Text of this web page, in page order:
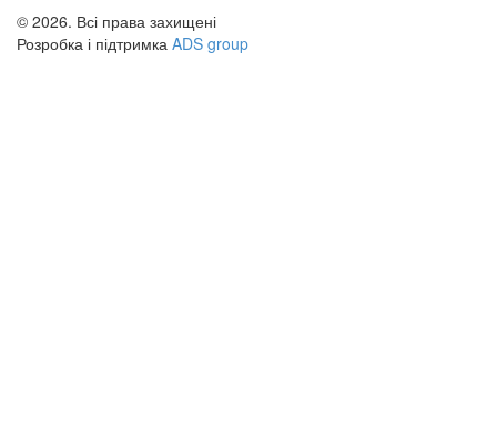
© 2026. Всі права захищені
Розробка і підтримка ADS group